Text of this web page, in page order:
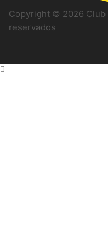
Copyright © 2026 Club
reservados